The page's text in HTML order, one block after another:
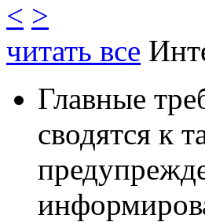
< >
читать все
Главные
сводятся к